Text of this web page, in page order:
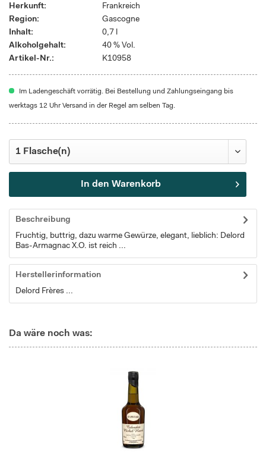
Herkunft:
Frankreich
Region:
Gascogne
Inhalt:
0,7 l
Alkoholgehalt:
40 % Vol.
Artikel-Nr.:
K10958
Im Ladengeschäft vorrätig. Bei Bestellung und Zahlungseingang bis
werktags 12 Uhr Versand in der Regel am selben Tag.
In den Warenkorb
Beschreibung
Fruchtig, buttrig, dazu warme Gewürze, elegant, lieblich: Delord
Bas-Armagnac X.O. ist reich ...
Herstellerinformation
Delord Frères ...
Da wäre noch was: